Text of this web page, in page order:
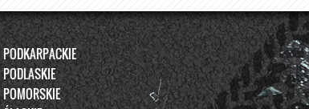
PODKARPACKIE
PODLASKIE
POMORSKIE